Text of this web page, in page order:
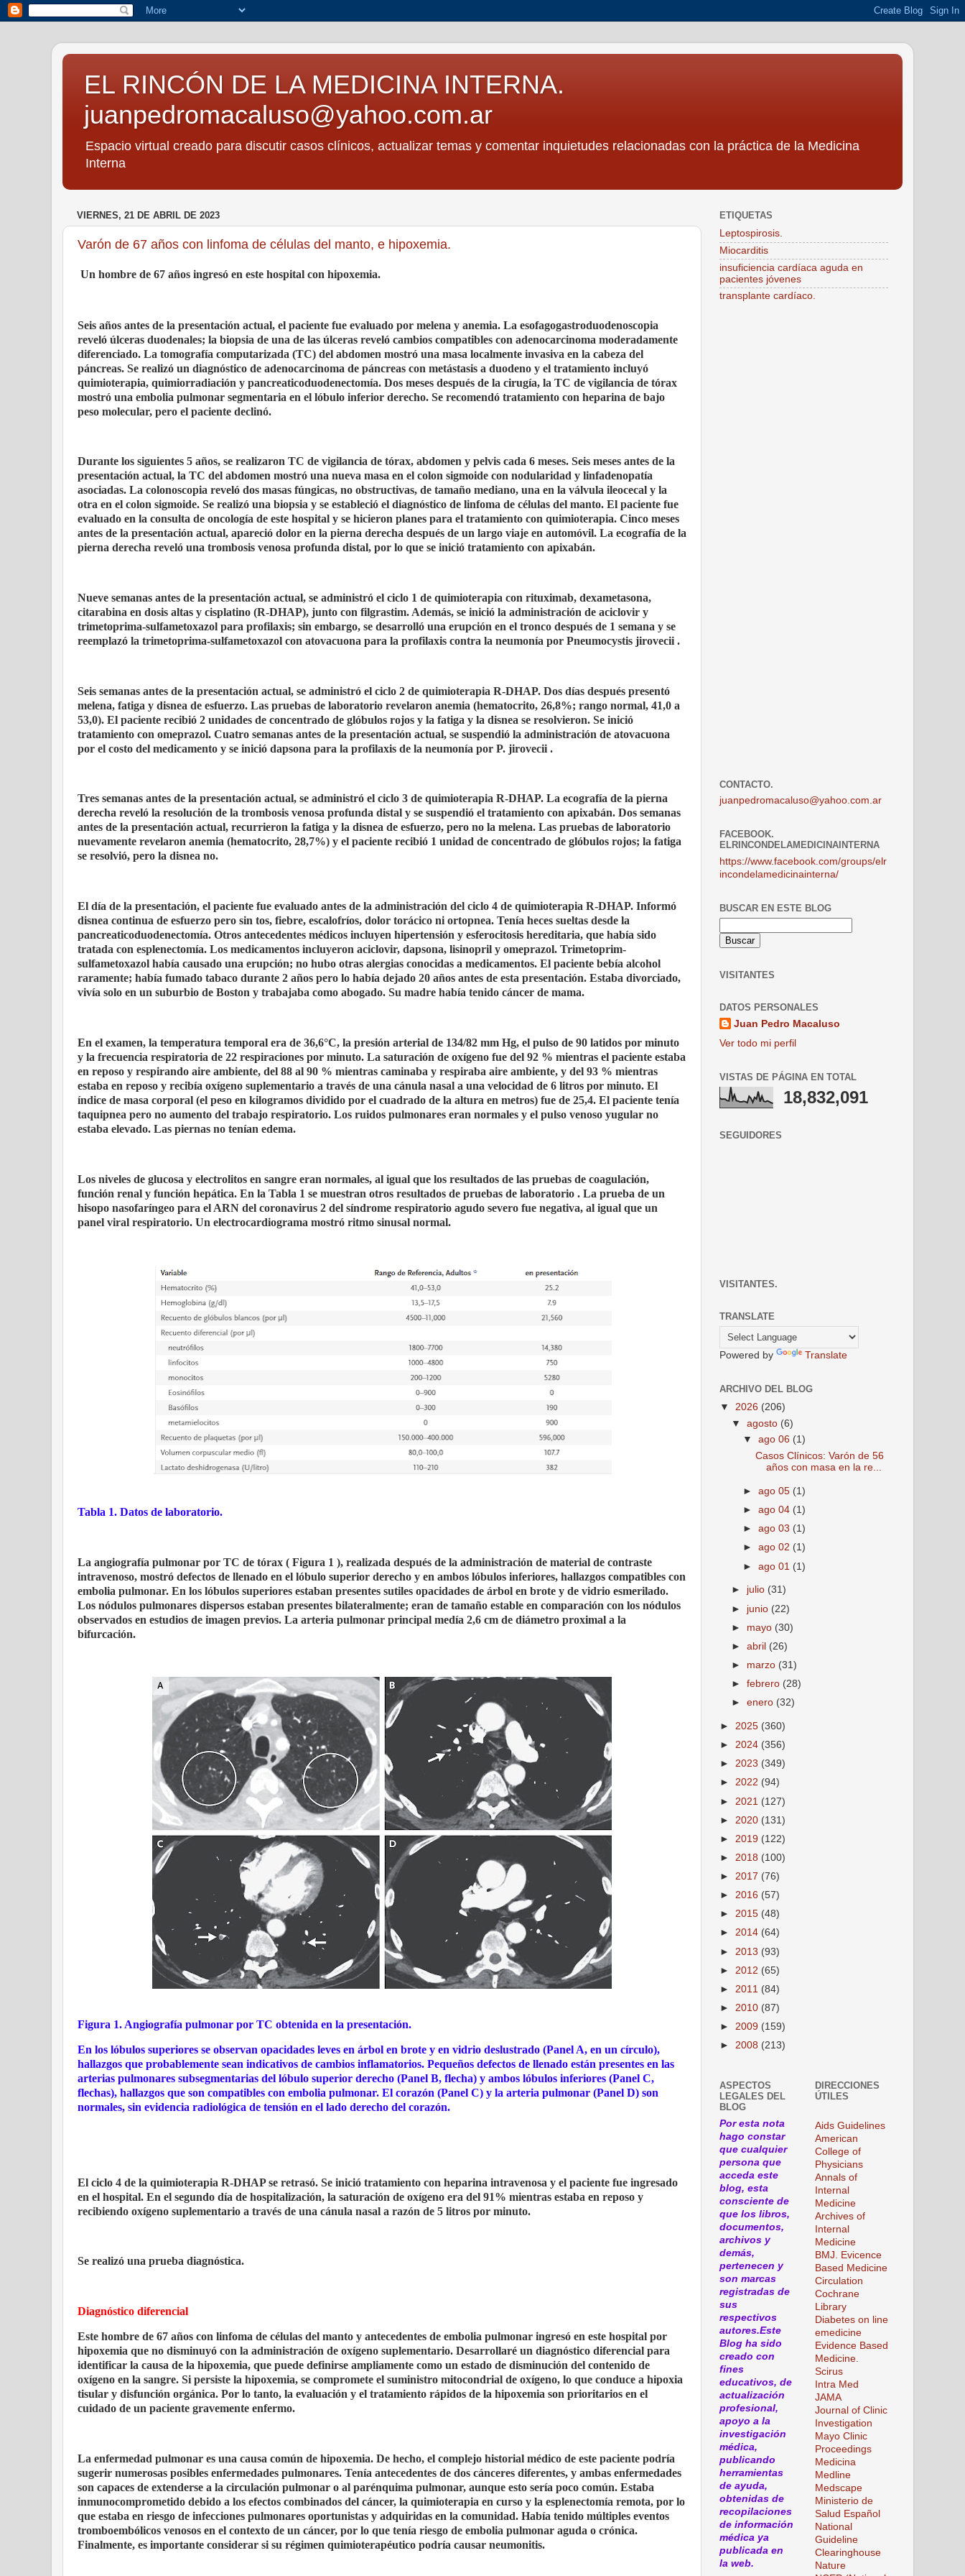
EL RINCÓN DE LA MEDICINA INTERNA.
juanpedromacaluso@yahoo.com.ar
Espacio virtual creado para discutir casos clínicos, actualizar temas y comentar inquietudes relacionadas con la práctica de la Medicina
Interna
VIERNES, 21 DE ABRIL DE 2023
Varón de 67 años con linfoma de células del manto, e hipoxemia.
Un hombre de 67 años ingresó en este hospital con hipoxemia.
Seis años antes de la presentación actual, el paciente fue evaluado por melena y anemia. La esofagogastroduodenoscopia
reveló úlceras duodenales; la biopsia de una de las úlceras reveló cambios compatibles con adenocarcinoma moderadamente
diferenciado. La tomografía computarizada (TC) del abdomen mostró una masa localmente invasiva en la cabeza del
páncreas. Se realizó un diagnóstico de adenocarcinoma de páncreas con metástasis a duodeno y el tratamiento incluyó
quimioterapia, quimiorradiación y pancreaticoduodenectomía. Dos meses después de la cirugía, la TC de vigilancia de tórax
mostró una embolia pulmonar segmentaria en el lóbulo inferior derecho. Se recomendó tratamiento con heparina de bajo
peso molecular, pero el paciente declinó.
Durante los siguientes 5 años, se realizaron TC de vigilancia de tórax, abdomen y pelvis cada 6 meses. Seis meses antes de la
presentación actual, la TC del abdomen mostró una nueva masa en el colon sigmoide con nodularidad y linfadenopatía
asociadas. La colonoscopia reveló dos masas fúngicas, no obstructivas, de tamaño mediano, una en la válvula ileocecal y la
otra en el colon sigmoide. Se realizó una biopsia y se estableció el diagnóstico de linfoma de células del manto. El paciente fue
evaluado en la consulta de oncología de este hospital y se hicieron planes para el tratamiento con quimioterapia. Cinco meses
antes de la presentación actual, apareció dolor en la pierna derecha después de un largo viaje en automóvil. La ecografía de la
pierna derecha reveló una trombosis venosa profunda distal, por lo que se inició tratamiento con apixabán.
Nueve semanas antes de la presentación actual, se administró el ciclo 1 de quimioterapia con rituximab, dexametasona,
citarabina en dosis altas y cisplatino (R-DHAP), junto con filgrastim. Además, se inició la administración de aciclovir y
trimetoprima-sulfametoxazol para profilaxis; sin embargo, se desarrolló una erupción en el tronco después de 1 semana y se
reemplazó la trimetoprima-sulfametoxazol con atovacuona para la profilaxis contra la neumonía por Pneumocystis jirovecii .
Seis semanas antes de la presentación actual, se administró el ciclo 2 de quimioterapia R-DHAP. Dos días después presentó
melena, fatiga y disnea de esfuerzo. Las pruebas de laboratorio revelaron anemia (hematocrito, 26,8%; rango normal, 41,0 a
53,0). El paciente recibió 2 unidades de concentrado de glóbulos rojos y la fatiga y la disnea se resolvieron. Se inició
tratamiento con omeprazol. Cuatro semanas antes de la presentación actual, se suspendió la administración de atovacuona
por el costo del medicamento y se inició dapsona para la profilaxis de la neumonía por P. jirovecii .
Tres semanas antes de la presentación actual, se administró el ciclo 3 de quimioterapia R-DHAP. La ecografía de la pierna
derecha reveló la resolución de la trombosis venosa profunda distal y se suspendió el tratamiento con apixabán. Dos semanas
antes de la presentación actual, recurrieron la fatiga y la disnea de esfuerzo, pero no la melena. Las pruebas de laboratorio
nuevamente revelaron anemia (hematocrito, 28,7%) y el paciente recibió 1 unidad de concentrado de glóbulos rojos; la fatiga
se resolvió, pero la disnea no.
El día de la presentación, el paciente fue evaluado antes de la administración del ciclo 4 de quimioterapia R-DHAP. Informó
disnea continua de esfuerzo pero sin tos, fiebre, escalofríos, dolor torácico ni ortopnea. Tenía heces sueltas desde la
pancreaticoduodenectomía. Otros antecedentes médicos incluyen hipertensión y esferocitosis hereditaria, que había sido
tratada con esplenectomía. Los medicamentos incluyeron aciclovir, dapsona, lisinopril y omeprazol. Trimetoprim-
sulfametoxazol había causado una erupción; no hubo otras alergias conocidas a medicamentos. El paciente bebía alcohol
raramente; había fumado tabaco durante 2 años pero lo había dejado 20 años antes de esta presentación. Estaba divorciado,
vivía solo en un suburbio de Boston y trabajaba como abogado. Su madre había tenido cáncer de mama.
En el examen, la temperatura temporal era de 36,6°C, la presión arterial de 134/82 mm Hg, el pulso de 90 latidos por minuto
y la frecuencia respiratoria de 22 respiraciones por minuto. La saturación de oxígeno fue del 92 % mientras el paciente estaba
en reposo y respirando aire ambiente, del 88 al 90 % mientras caminaba y respiraba aire ambiente, y del 93 % mientras
estaba en reposo y recibía oxígeno suplementario a través de una cánula nasal a una velocidad de 6 litros por minuto. El
índice de masa corporal (el peso en kilogramos dividido por el cuadrado de la altura en metros) fue de 25,4. El paciente tenía
taquipnea pero no aumento del trabajo respiratorio. Los ruidos pulmonares eran normales y el pulso venoso yugular no
estaba elevado. Las piernas no tenían edema.
Los niveles de glucosa y electrolitos en sangre eran normales, al igual que los resultados de las pruebas de coagulación,
función renal y función hepática. En la Tabla 1 se muestran otros resultados de pruebas de laboratorio . La prueba de un
hisopo nasofaríngeo para el ARN del coronavirus 2 del síndrome respiratorio agudo severo fue negativa, al igual que un
panel viral respiratorio. Un electrocardiograma mostró ritmo sinusal normal.
Tabla 1. Datos de laboratorio.
La angiografía pulmonar por TC de tórax ( Figura 1 ), realizada después de la administración de material de contraste
intravenoso, mostró defectos de llenado en el lóbulo superior derecho y en ambos lóbulos inferiores, hallazgos compatibles con
embolia pulmonar. En los lóbulos superiores estaban presentes sutiles opacidades de árbol en brote y de vidrio esmerilado.
Los nódulos pulmonares dispersos estaban presentes bilateralmente; eran de tamaño estable en comparación con los nódulos
observados en estudios de imagen previos. La arteria pulmonar principal medía 2,6 cm de diámetro proximal a la
bifurcación.
Figura 1. Angiografía pulmonar por TC obtenida en la presentación.
En los lóbulos superiores se observan opacidades leves en árbol en brote y en vidrio deslustrado (Panel A, en un círculo),
hallazgos que probablemente sean indicativos de cambios inflamatorios. Pequeños defectos de llenado están presentes en las
arterias pulmonares subsegmentarias del lóbulo superior derecho (Panel B, flecha) y ambos lóbulos inferiores (Panel C,
flechas), hallazgos que son compatibles con embolia pulmonar. El corazón (Panel C) y la arteria pulmonar (Panel D) son
normales, sin evidencia radiológica de tensión en el lado derecho del corazón.
El ciclo 4 de la quimioterapia R-DHAP se retrasó. Se inició tratamiento con heparina intravenosa y el paciente fue ingresado
en el hospital. En el segundo día de hospitalización, la saturación de oxígeno era del 91% mientras estaba en reposo y
recibiendo oxígeno suplementario a través de una cánula nasal a razón de 5 litros por minuto.
Se realizó una prueba diagnóstica.
Diagnóstico diferencial
Este hombre de 67 años con linfoma de células del manto y antecedentes de embolia pulmonar ingresó en este hospital por
hipoxemia que no disminuyó con la administración de oxígeno suplementario. Desarrollaré un diagnóstico diferencial para
identificar la causa de la hipoxemia, que puede definirse ampliamente como un estado de disminución del contenido de
oxígeno en la sangre. Si persiste la hipoxemia, se compromete el suministro mitocondrial de oxígeno, lo que conduce a hipoxia
tisular y disfunción orgánica. Por lo tanto, la evaluación y el tratamiento rápidos de la hipoxemia son prioritarios en el
cuidado de un paciente gravemente enfermo.
La enfermedad pulmonar es una causa común de hipoxemia. De hecho, el complejo historial médico de este paciente podría
sugerir numerosas posibles enfermedades pulmonares. Tenía antecedentes de dos cánceres diferentes, y ambas enfermedades
son capaces de extenderse a la circulación pulmonar o al parénquima pulmonar, aunque esto sería poco común. Estaba
inmunocomprometido debido a los efectos combinados del cáncer, la quimioterapia en curso y la esplenectomía remota, por lo
que estaba en riesgo de infecciones pulmonares oportunistas y adquiridas en la comunidad. Había tenido múltiples eventos
tromboembólicos venosos en el contexto de un cáncer, por lo que tenía riesgo de embolia pulmonar aguda o crónica.
Finalmente, es importante considerar si su régimen quimioterapéutico podría causar neumonitis.
ETIQUETAS
Leptospirosis.
Miocarditis
insuficiencia cardíaca aguda en
pacientes jóvenes
transplante cardíaco.
CONTACTO.
juanpedromacaluso@yahoo.com.ar
FACEBOOK.
ELRINCONDELAMEDICINAINTERNA
https://www.facebook.com/groups/elr
incondelamedicinainterna/
BUSCAR EN ESTE BLOG
VISITANTES
DATOS PERSONALES
Juan Pedro Macaluso
Ver todo mi perfil
VISTAS DE PÁGINA EN TOTAL
18,832,091
SEGUIDORES
VISITANTES.
TRANSLATE
Powered by Translate
ARCHIVO DEL BLOG
▼ 2026 (206)
▼agosto (6)
▼ago 06 (1)
Casos Clínicos: Varón de 56
años con masa en la re...
►ago 05 (1)
►ago 04 (1)
►ago 03 (1)
►ago 02 (1)
►ago 01 (1)
► julio (31)
► junio (22)
► mayo (30)
►abril (26)
► marzo (31)
►febrero (28)
►enero (32)
► 2025 (360)
► 2024 (356)
► 2023 (349)
► 2022 (94)
► 2021 (127)
► 2020 (131)
► 2019 (122)
► 2018 (100)
► 2017 (76)
► 2016 (57)
► 2015 (48)
► 2014 (64)
► 2013 (93)
► 2012 (65)
► 2011 (84)
► 2010 (87)
► 2009 (159)
► 2008 (213)
ASPECTOS
LEGALES DEL
BLOG
Por esta nota
hago constar
que cualquier
persona que
acceda este
blog, esta
consciente de
que los libros,
documentos,
archivos y
demás,
pertenecen y
son marcas
registradas de
sus
respectivos
autores.Este
Blog ha sido
creado con
fines
educativos, de
actualización
profesional,
apoyo a la
investigación
médica,
publicando
herramientas
de ayuda,
obtenidas de
recopilaciones
de información
médica ya
publicada en
la web.
DIRECCIONES
ÚTILES
Aids Guidelines
American
College of
Physicians
Annals of
Internal
Medicine
Archives of
Internal
Medicine
BMJ. Evicence
Based Medicine
Circulation
Cochrane
Library
Diabetes on line
emedicine
Evidence Based
Medicine.
Scirus
Intra Med
JAMA
Journal of Clinic
Investigation
Mayo Clinic
Proceedings
Medicina
Medline
Medscape
Ministerio de
Salud Español
National
Guideline
Clearinghouse
Nature